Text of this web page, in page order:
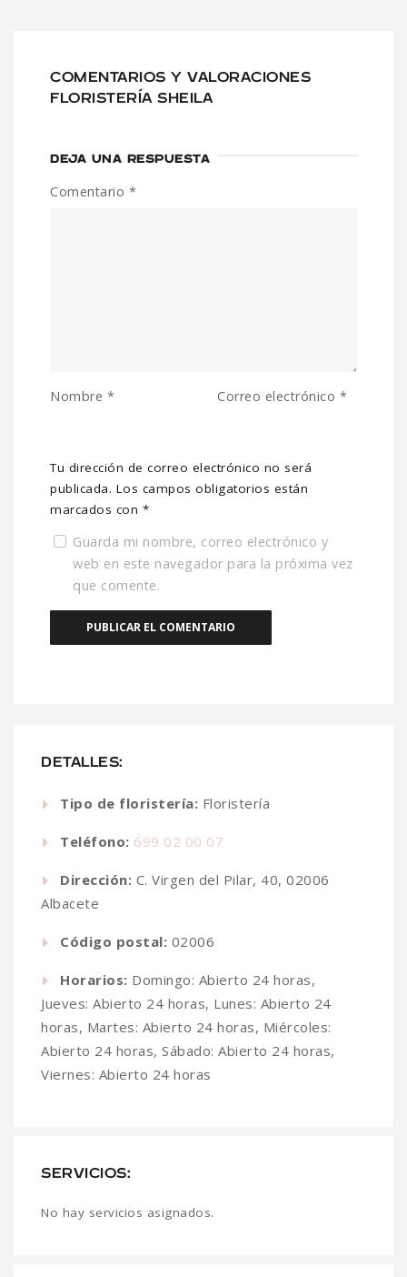
DETALLES:
Tipo de floristería: Floristería
Teléfono: 699 02 00 07
Dirección: C. Virgen del Pilar, 40, 02006
Albacete
Código postal: 02006
Horarios: Domingo: Abierto 24 horas,
Jueves: Abierto 24 horas, Lunes: Abierto 24
horas, Martes: Abierto 24 horas, Miércoles:
Abierto 24 horas, Sábado: Abierto 24 horas,
Viernes: Abierto 24 horas
SERVICIOS:
No hay servicios asignados.
COMENTARIOS Y VALORACIONES
FLORISTERÍA SHEILA
DEJA UNA RESPUESTA
Tu dirección de correo electrónico no será
publicada. Los campos obligatorios están
marcados con *
Comentario *
Nombre * Correo electrónico *
Guarda mi nombre, correo electrónico y
web en este navegador para la próxima vez
que comente.